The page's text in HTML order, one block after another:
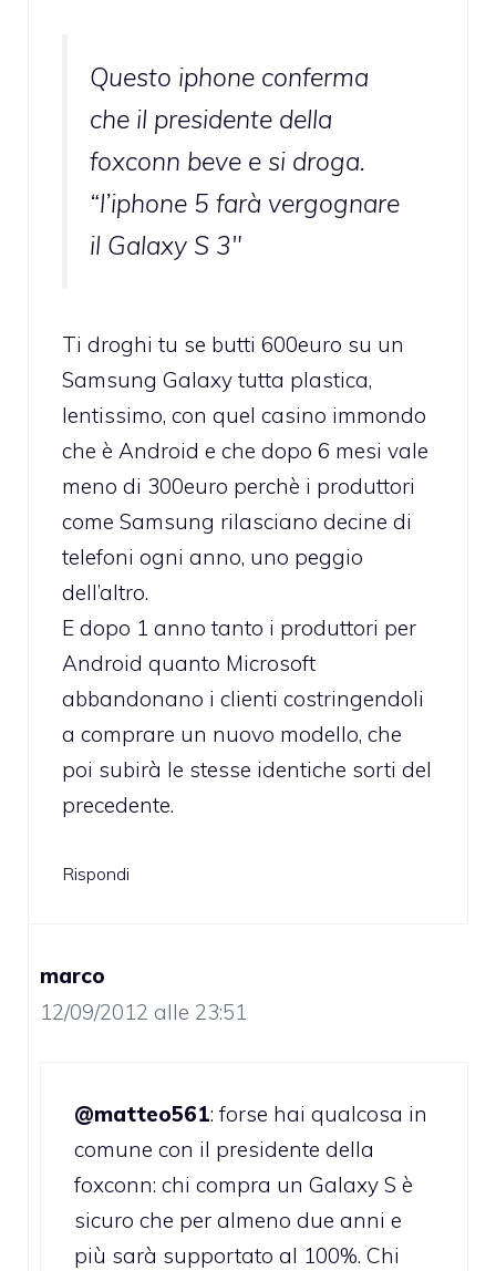
Questo iphone conferma
che il presidente della
foxconn beve e si droga.
“l’iphone 5 farà vergognare
il Galaxy S 3″
Ti droghi tu se butti 600euro su un
Samsung Galaxy tutta plastica,
lentissimo, con quel casino immondo
che è Android e che dopo 6 mesi vale
meno di 300euro perchè i produttori
come Samsung rilasciano decine di
telefoni ogni anno, uno peggio
dell’altro.
E dopo 1 anno tanto i produttori per
Android quanto Microsoft
abbandonano i clienti costringendoli
a comprare un nuovo modello, che
poi subirà le stesse identiche sorti del
precedente.
Rispondi
marco
12/09/2012 alle 23:51
@matteo561: forse hai qualcosa in
comune con il presidente della
foxconn: chi compra un Galaxy S è
sicuro che per almeno due anni e
più sarà supportato al 100%. Chi